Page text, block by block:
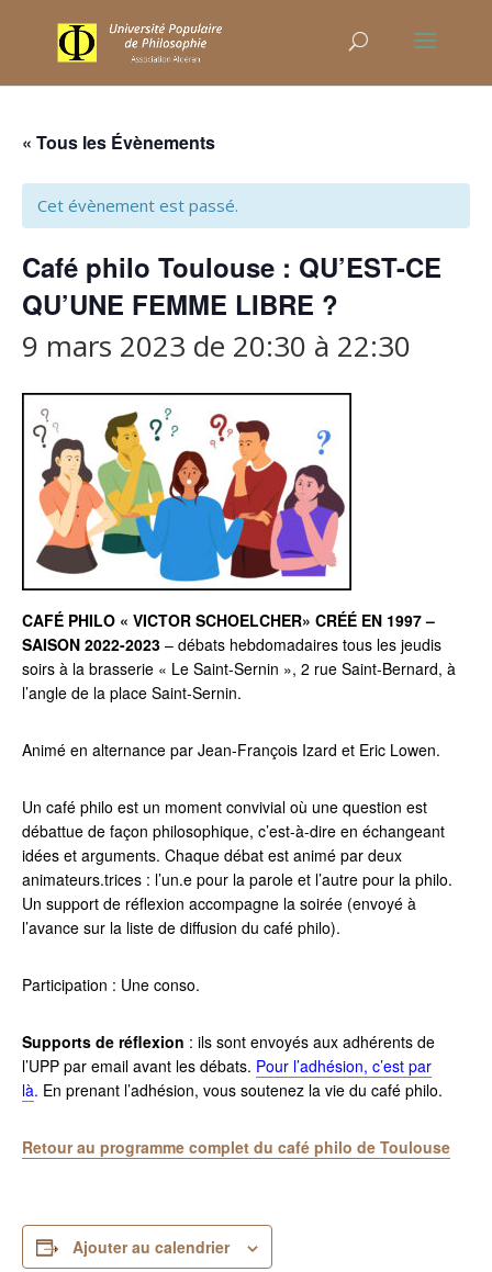
« Tous les Évènements
Cet évènement est passé.
Café philo Toulouse : QU’EST-CE
QU’UNE FEMME LIBRE ?
9 mars 2023 de 20:30 à 22:30
CAFÉ PHILO « VICTOR SCHOELCHER» CRÉÉ EN 1997 –
SAISON 2022-2023 – débats hebdomadaires tous les jeudis
soirs à la brasserie « Le Saint-Sernin », 2 rue Saint-Bernard, à
l’angle de la place Saint-Sernin.
Animé en alternance par Jean-François Izard et Eric Lowen.
Un café philo est un moment convivial où une question est
débattue de façon philosophique, c’est-à-dire en échangeant
idées et arguments. Chaque débat est animé par deux
animateurs.trices : l’un.e pour la parole et l’autre pour la philo.
Un support de réflexion accompagne la soirée (envoyé à
l’avance sur la liste de diffusion du café philo).
Participation : Une conso.
Supports de réflexion : ils sont envoyés aux adhérents de
l’UPP par email avant les débats. Pour l’adhésion, c’est par
là. En prenant l’adhésion, vous soutenez la vie du café philo.
Retour au programme complet du café philo de Toulouse
Ajouter au calendrier